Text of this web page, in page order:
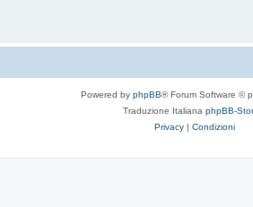
Powered by phpBB® Forum Software ©
Traduzione Italiana phpBB-
Privacy | Condizioni